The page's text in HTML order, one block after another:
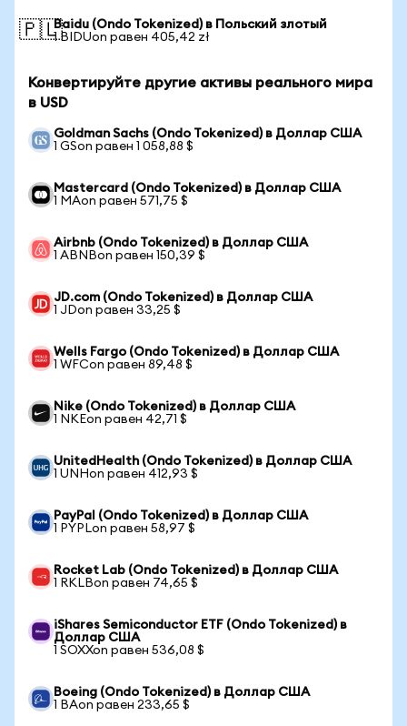
🇵🇱Baidu (Ondo Tokenized) в Польский злотый
1 BIDUon равен 405,42 zł
Конвертируйте другие активы реального мира
в USD
Goldman Sachs (Ondo Tokenized) в Доллар США
1 GSon равен 1 058,88 $
Mastercard (Ondo Tokenized) в Доллар США
1 MAon равен 571,75 $
Airbnb (Ondo Tokenized) в Доллар США
1 ABNBon равен 150,39 $
JD.com (Ondo Tokenized) в Доллар США
1 JDon равен 33,25 $
Wells Fargo (Ondo Tokenized) в Доллар США
1 WFCon равен 89,48 $
Nike (Ondo Tokenized) в Доллар США
1 NKEon равен 42,71 $
UnitedHealth (Ondo Tokenized) в Доллар США
1 UNHon равен 412,93 $
PayPal (Ondo Tokenized) в Доллар США
1 PYPLon равен 58,97 $
Rocket Lab (Ondo Tokenized) в Доллар США
1 RKLBon равен 74,65 $
iShares Semiconductor ETF (Ondo Tokenized) в
Доллар США
1 SOXXon равен 536,08 $
Boeing (Ondo Tokenized) в Доллар США
1 BAon равен 233,65 $